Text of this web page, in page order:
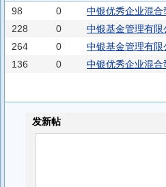
98
0
中银优秀企业混
228
0
中银基金管理有
264
0
中银基金管理有
136
0 中银优秀企业混